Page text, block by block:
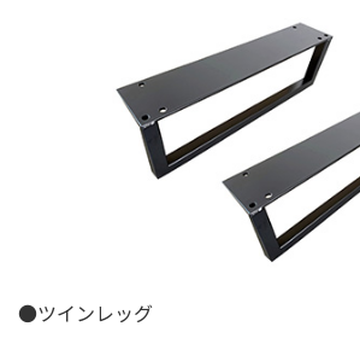
●ツインレッグ